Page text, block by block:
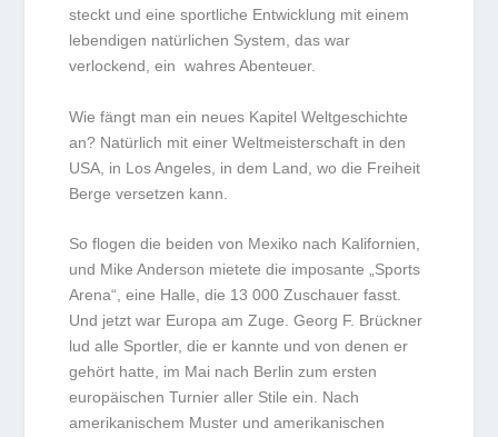
steckt und eine sportliche Entwicklung mit einem
lebendigen natürlichen System, das war
verlockend, ein wahres Abenteuer.
Wie fängt man ein neues Kapitel Weltgeschichte
an? Natürlich mit einer Weltmeisterschaft in den
USA, in Los Angeles, in dem Land, wo die Freiheit
Berge versetzen kann.
So flogen die beiden von Mexiko nach Kalifornien,
und Mike Anderson mietete die imposante „Sports
Arena“, eine Halle, die 13 000 Zuschauer fasst.
Und jetzt war Europa am Zuge. Georg F. Brückner
lud alle Sportler, die er kannte und von denen er
gehört hatte, im Mai nach Berlin zum ersten
europäischen Turnier aller Stile ein. Nach
amerikanischem Muster und amerikanischen